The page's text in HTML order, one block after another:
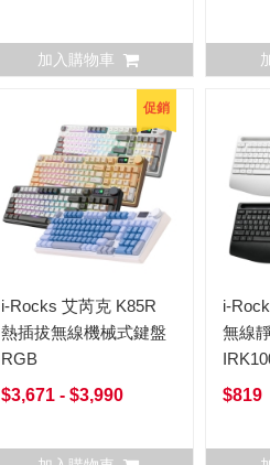
加入購物車
促銷
i-Rocks 艾芮克 K85R
熱插拔無線機械式鍵盤
RGB
$3,671 - $3,990
i-
無線
$819